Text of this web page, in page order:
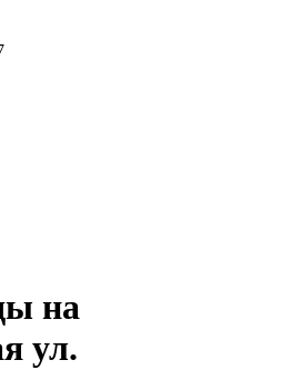
на
ул.